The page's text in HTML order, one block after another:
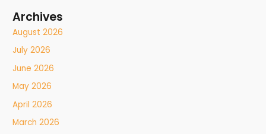
Archives
August 2026
July 2026
June 2026
May 2026
April 2026
March 2026